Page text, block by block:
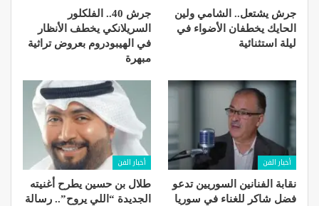
جرش يشتعل.. الشامي ولين
الحايك يخطفان الأضواء في
ليلة استثنائية
جرش 40.. الفلكلور
السريلانكي يخطف الأنظار
في الهيبودروم بعروض تراثية
مبهرة
أخبار الفن
نقابة الفنانين السوريين تدعو
فضل شاكر للغناء في سوريا
أخبار الفن
طلال بن حسين يطرح أغنيته
الجديدة “اللي يروح”.. رسالة